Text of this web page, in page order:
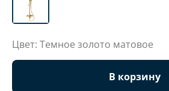
Цвет: Темное золото матовое
В корзину